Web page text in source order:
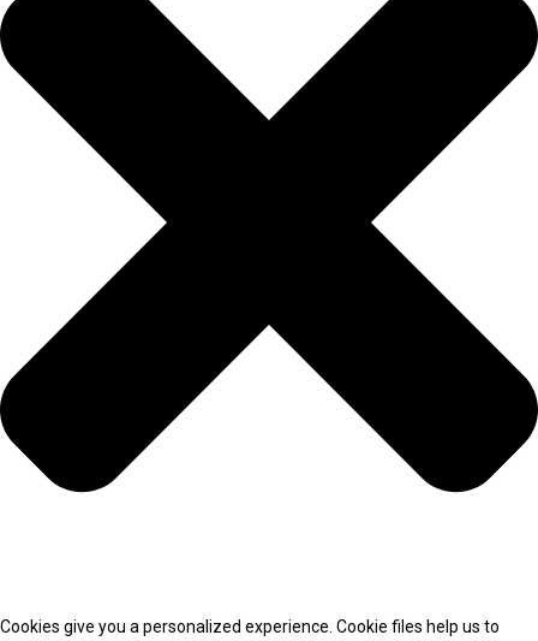
Cookies give you a personalized experience. Cookie files help us to